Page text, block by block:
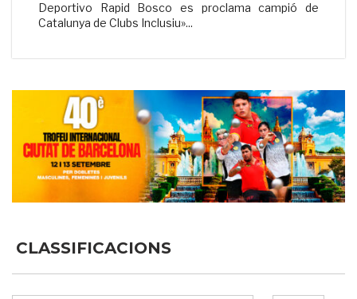
Deportivo Rapid Bosco es proclama campió de
Catalunya de Clubs Inclusiu»...
CLASSIFICACIONS